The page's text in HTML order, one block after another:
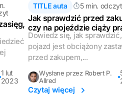
1 lut
2023
TITLE auta 5 min. odczyt
Jak sprawdzić przed
czy na pojeździe ciąży
zastawu?
Dowiedz się, jak
pojazd jest obciążony
przed zakupem,...
Wysłane przez Robert P.
Allred
Czytaj więcej